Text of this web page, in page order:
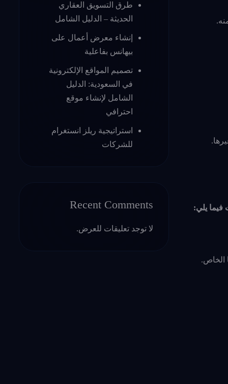
فيما يلي:
الخاص.
طرق التسويق العقاري
الحديثة – الدليل الشامل
إنشاء معرض أعمال على
بيهانس بفاعلية
تصميم المواقع الإلكترونية
في السعودية: الدليل
الشامل لإنشاء موقع
احترافي
استراتيجية ريلز انستغرام
للشركات
Recent Comments
لا توجد تعليقات للعرض.